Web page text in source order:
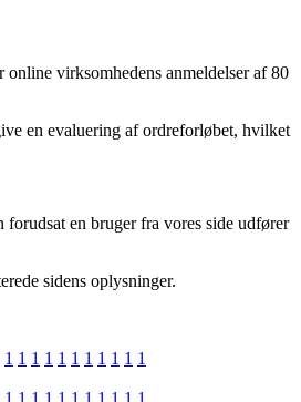
virksomhedens anmeldelser af 80
en evaluering af ordreforløbet, hvilket
en bruger fra vores side udfører
sidens oplysninger.
1 1 1 1 1 1 1 1 1 1 1
1 1 1 1 1 1 1 1 1 1 1